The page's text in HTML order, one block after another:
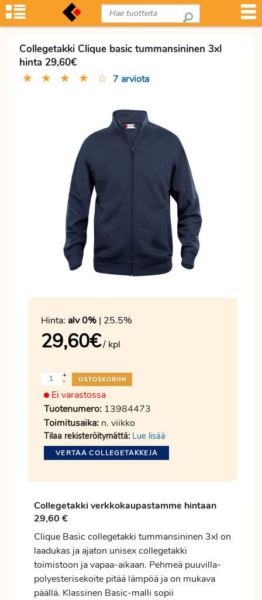
Collegetakki Clique basic tummansininen 3xl
hinta 29,60€
★ ★ ★ ★ ☆ 7 arviota
Hinta: alv 0% | 25.5%
29,60€/ kpl
-
+
Ei varastossa
Tuotenumero: 13984473
Toimitusaika: n. viikko
Tilaa rekisteröitymättä: Lue lisää
VERTAA COLLEGETAKKEJA
Collegetakki verkkokaupastamme hintaan
29,60 €
Clique Basic collegetakki tummansininen 3xl on
laadukas ja ajaton unisex collegetakki
toimistoon ja vapaa-aikaan. Pehmeä puuvilla-
polyesterisekoite pitää lämpöä ja on mukava
päällä. Klassinen Basic-malli sopii